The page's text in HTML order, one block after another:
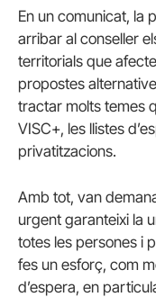
En un comunicat, la
arribar al conseller
territorials que
propostes
tractar molts temes
VISC+, les llistes
privatitzacions.
Amb tot, van
urgent garanteixi la
totes les persones i
fes un esforç, com
d’espera, en